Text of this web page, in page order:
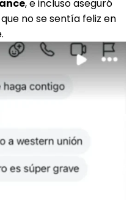
, e incluso aseguró
no se sentía feliz en